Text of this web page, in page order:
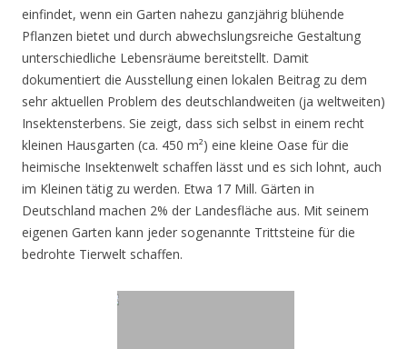
einfindet, wenn ein Garten nahezu ganzjährig blühende
Pflanzen bietet und durch abwechslungsreiche Gestaltung
unterschiedliche Lebensräume bereitstellt. Damit
dokumentiert die Ausstellung einen lokalen Beitrag zu dem
sehr aktuellen Problem des deutschlandweiten (ja weltweiten)
Insektensterbens. Sie zeigt, dass sich selbst in einem recht
kleinen Hausgarten (ca. 450 m²) eine kleine Oase für die
heimische Insektenwelt schaffen lässt und es sich lohnt, auch
im Kleinen tätig zu werden. Etwa 17 Mill. Gärten in
Deutschland machen 2% der Landesfläche aus. Mit seinem
eigenen Garten kann jeder sogenannte Trittsteine für die
bedrohte Tierwelt schaffen.